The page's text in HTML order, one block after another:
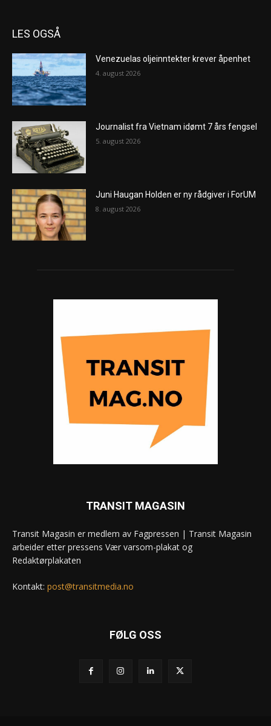
LES OGSÅ
Venezuelas oljeinntekter krever åpenhet
4. august 2026
Journalist fra Vietnam idømt 7 års fengsel
5. august 2026
Juni Haugan Holden er ny rådgiver i ForUM
8. august 2026
TRANSIT MAGASIN
Transit Magasin er medlem av Fagpressen | Transit Magasin
arbeider etter pressens Vær varsom-plakat og
Redaktørplakaten
Kontakt: post@transitmedia.no
FØLG OSS